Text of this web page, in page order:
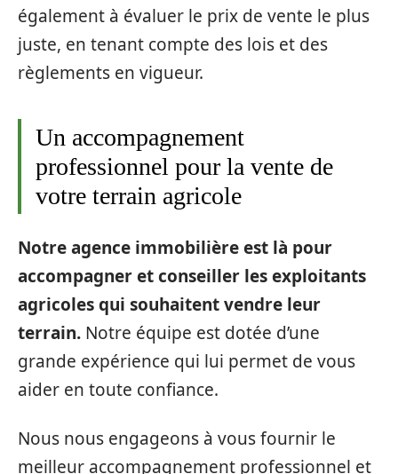
également à évaluer le prix de vente le plus
juste, en tenant compte des lois et des
règlements en vigueur.
Un accompagnement
professionnel pour la vente de
votre terrain agricole
Notre agence immobilière est là pour
accompagner et conseiller les exploitants
agricoles qui souhaitent vendre leur
terrain. Notre équipe est dotée d’une
grande expérience qui lui permet de vous
aider en toute confiance.
Nous nous engageons à vous fournir le
meilleur accompagnement professionnel et